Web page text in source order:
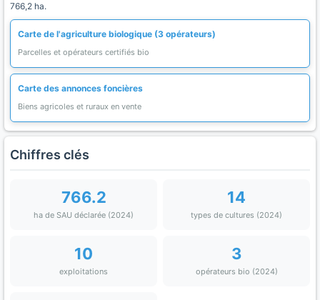
766,2 ha.
Carte de l'agriculture biologique (3 opérateurs)
Parcelles et opérateurs certifiés bio
Carte des annonces foncières
Biens agricoles et ruraux en vente
Chiffres clés
766.2
ha de SAU déclarée (2024)
14
types de cultures (2024)
10
exploitations
3
opérateurs bio (2024)